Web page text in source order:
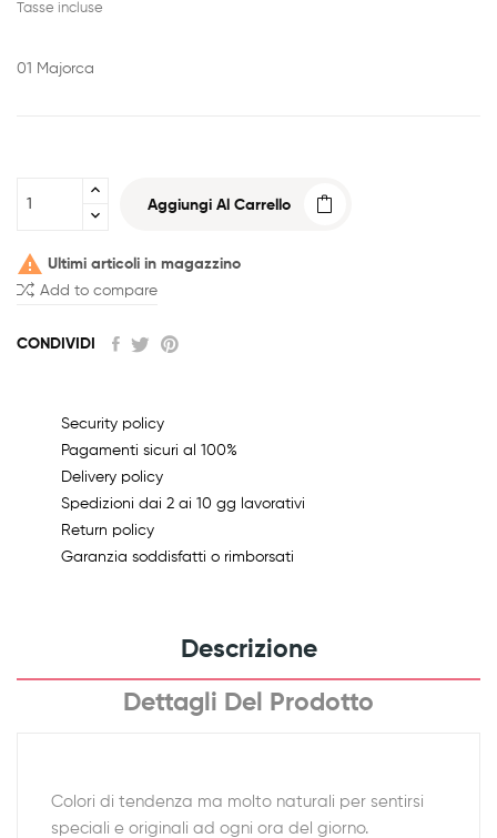
Tasse incluse
01 Majorca
Aggiungi Al Carrello
 Ultimi articoli in magazzino
Add to compare
CONDIVIDI
Security policy
Pagamenti sicuri al 100%
Delivery policy
Spedizioni dai 2 ai 10 gg lavorativi
Return policy
Garanzia soddisfatti o rimborsati
Descrizione
Dettagli Del Prodotto
Colori di tendenza ma molto naturali per sentirsi
speciali e originali ad ogni ora del giorno.